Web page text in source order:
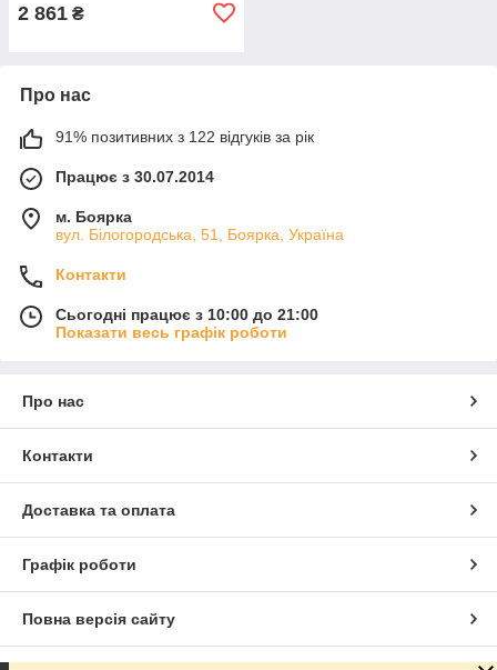
2 861 ₴
Про нас
91% позитивних з 122 відгуків за рік
Працює з 30.07.2014
м. Боярка
вул. Білогородська, 51, Боярка, Україна
Контакти
Сьогодні працює з 10:00 до 21:00
Показати весь графік роботи
Про нас
Контакти
Доставка та оплата
Графік роботи
Повна версія сайту